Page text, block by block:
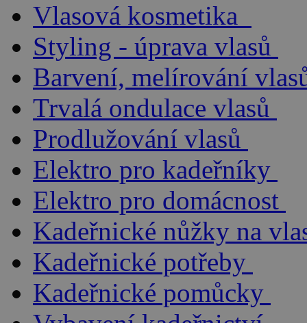
Vlasová kosmetika
Styling - úprava vlasů
Barvení, melírování
Trvalá ondulace vlasů
Prodlužování vlasů
Elektro pro kadeřníky
Elektro pro domácnost
Kadeřnické nůžky na
Kadeřnické potřeby
Kadeřnické pomůcky